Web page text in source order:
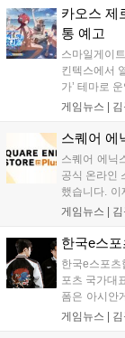
시지를 모집
개될 예정입
카오스 제
통 예고
스마일게이
킨텍스에서
가’ 테마로
프레 모델 포
세한 정보는
게임뉴스 |
스퀘어 에
스퀘어 에닉
공식 온라인
했습니다.
어 등 주요
용 가능합니
게임뉴스 |
한국e스
한국e스포
포츠 국가대
폼은 아시안
구성된 컬렉
게임뉴스 |